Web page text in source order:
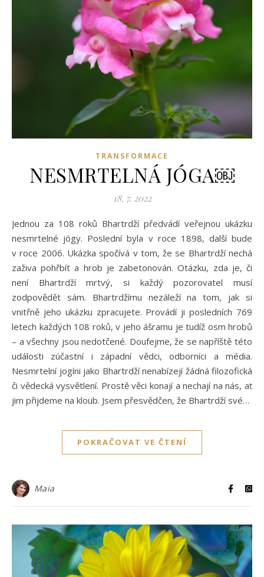
TRANSFORMACE
NESMRTELNÁ JÓGA￼
18. 7. 2022
Jednou za 108 roků Bhartrdží předvádí veřejnou ukázku
nesmrtelné jógy. Poslední byla v roce 1898, další bude
v roce 2006. Ukázka spočívá v tom, že se Bhartrdží nechá
zaživa pohřbít a hrob je zabetonován. Otázku, zda je, či
není Bhartrdží mrtvý, si každý pozorovatel musí
zodpovědět sám. Bhartrdžímu nezáleží na tom, jak si
vnitřně jeho ukázku zpracujete. Provádí ji posledních 769
letech každých 108 roků, v jeho ášramu je tudíž osm hrobů
– a všechny jsou nedotčené. Doufejme, že se napříště této
události zúčastní i západní vědci, odborníci a média.
Nesmrtelní jogíni jako Bhartrdží nenabízejí žádná filozofická
či vědecká vysvětlení. Prostě věci konají a nechají na nás, ať
jim přijdeme na kloub. Jsem přesvědčen, že Bhartrdží své…
POKRAČOVAT VE ČTENÍ
Maia